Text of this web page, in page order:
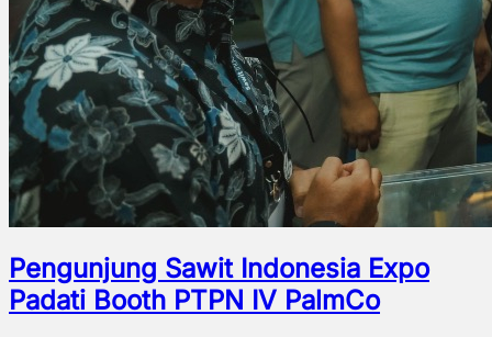
Pengunjung Sawit Indonesia Expo
Padati Booth PTPN IV PalmCo